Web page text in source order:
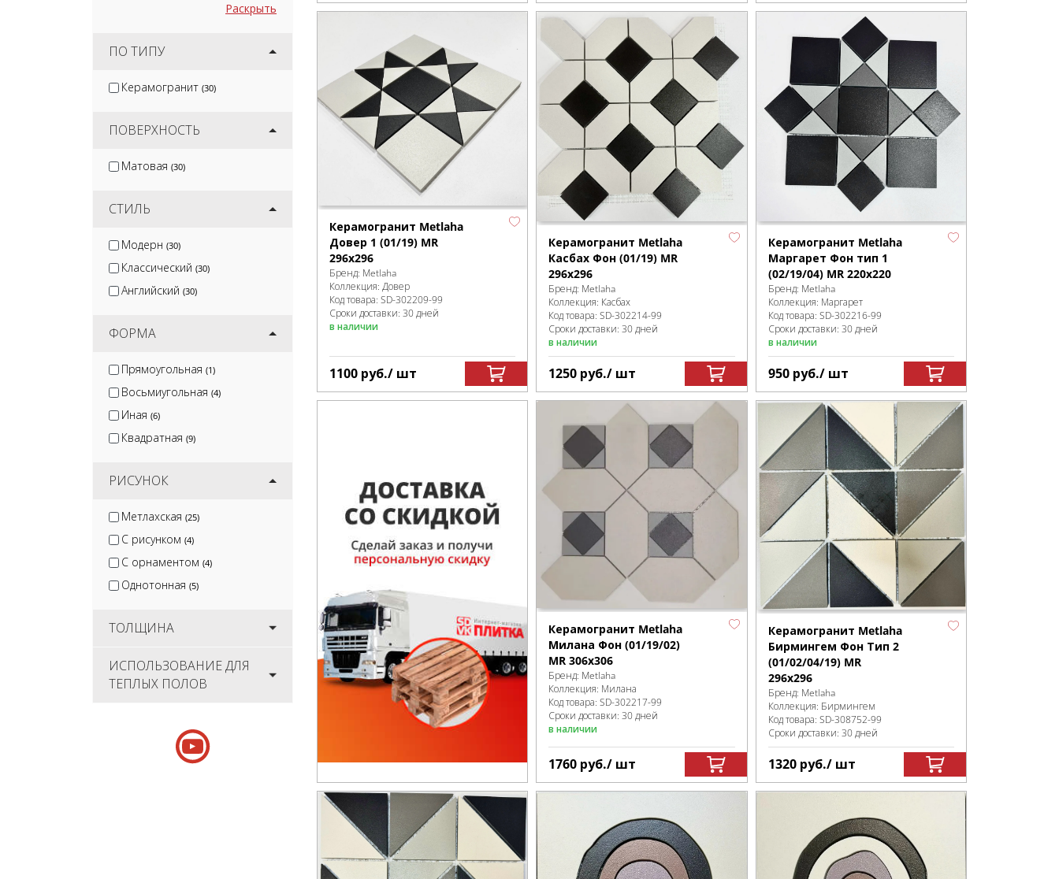
Раскрыть
ПО ТИПУ
Керамогранит (30)
ПОВЕРХНОСТЬ
Матовая (30)
СТИЛЬ
Модерн (30)
Классический (30)
Английский (30)
ФОРМА
Прямоугольная (1)
Восьмиугольная (4)
Иная (6)
Квадратная (9)
РИСУНОК
Метлахская (25)
С рисунком (4)
С орнаментом (4)
Однотонная (5)
ТОЛЩИНА
ИСПОЛЬЗОВАНИЕ ДЛЯ
ТЕПЛЫХ ПОЛОВ
Керамогранит Metlaha
Довер 1 (01/19) MR
296х296
Бренд: Metlaha
Коллекция: Довер
Код товара: SD-302209-99
Сроки доставки: 30 дней
в наличии
1100 руб./ шт
Керамогранит Metlaha
Касбах Фон (01/19) MR
296х296
Бренд: Metlaha
Коллекция: Касбах
Код товара:SD-302214-99
Сроки доставки: 30 дней
в наличии
1250 руб./ шт
Керамогранит Metlaha
Маргарет Фон тип 1
(02/19/04) MR 220х220
Бренд: Metlaha
Коллекция: Маргарет
Код товара: SD-302216-99
Сроки доставки: 30 дней
в наличии
950 руб./ шт
Керамогранит Metlaha
Милана Фон (01/19/02)
MR 306х306
Бренд: Metlaha
Коллекция: Милана
Код товара:SD-302217-99
Сроки доставки: 30 дней
в наличии
1760 руб./ шт
Керамогранит Metlaha
Бирмингем Фон Тип 2
(01/02/04/19) MR
296х296
Бренд: Metlaha
Коллекция: Бирмингем
Код товара: SD-308752-99
Сроки доставки: 30 дней
1320 руб./ шт